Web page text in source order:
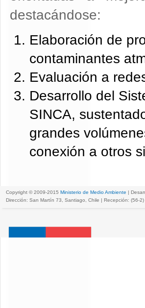
destacándose:
Elaboración de
contaminantes
Evaluación a
Desarrollo del
SINCA,
grandes
conexión a otros
Copyright © 2009-2015 Ministerio de Medio Ambiente |
Dirección: San Martín 73, Santiago, Chile | Recepción: (56-